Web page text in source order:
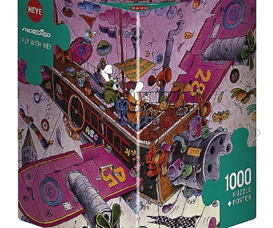
Battletech
Final Girl - solo game
Miniaturi Arkham Horror
Miniaturi HEROCLIX
Accesorii pentru boardgames
Protectii carti (Sleeves)
Playmats
Deck Boxes/Cutii pentru carti
Portofolii/ Clasoare pentru carti
The Army Painter
Organizatoare
Zaruri
Carti